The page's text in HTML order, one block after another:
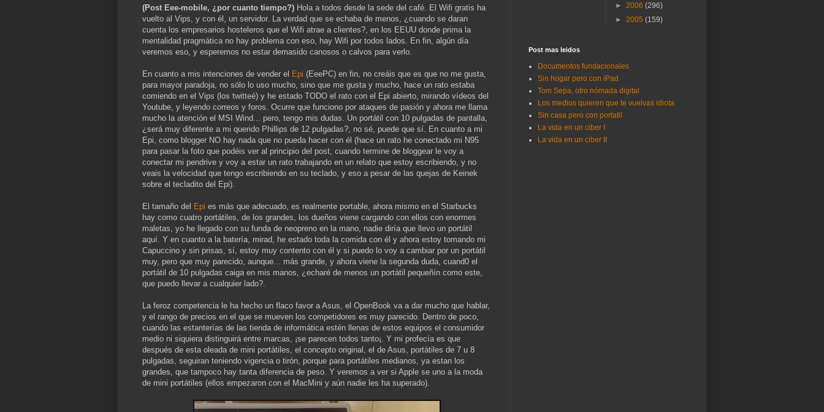
(Post Eee-mobile, ¿por cuanto tiempo?) Hola a todos desde la sede del café. El Wifi gratis ha
vuelto al Vips, y con él, un servidor. La verdad que se echaba de menos, ¿cuando se daran
cuenta los empresarios hosteleros que el Wifi atrae a clientes?, en los EEUU donde prima la
mentalidad pragmática no hay problema con eso, hay Wifi por todos lados. En fin, algún día
veremos eso, y esperemos no estar demasido canosos o calvos para verlo.
En cuanto a mis intenciones de vender el Epi (EeePC) en fin, no creáis que es que no me gusta,
para mayor paradoja, no sólo lo uso mucho, sino que me gusta y mucho, hace un rato estaba
comiendo en el Vips (los twitteé) y he estado TODO el rato con el Epi abierto, mirando vídeos del
Youtube, y leyendo correos y foros. Ocurre que funciono por ataques de pasión y ahora me llama
mucho la atención el MSI Wind... pero, tengo mis dudas. Un portátil con 10 pulgadas de pantalla,
¿será muy diferente a mi querido Phillips de 12 pulgadas?, no sé, puede que sí. En cuanto a mi
Epi, como blogger NO hay nada que no pueda hacer con él (hace un rato he conectado mi N95
para pasar la foto que podéis ver al principio del post, cuando termine de bloggear le voy a
conectar mi pendrive y voy a estar un rato trabajando en un relato que estoy escribiendo, y no
veais la velocidad que tengo escribiendo en su teclado, y eso a pesar de las quejas de Keinek
sobre el tecladito del Epi).
El tamaño del Epi es más que adecuado, es realmente portable, ahora mismo en el Starbucks
hay como cuatro portátiles, de los grandes, los dueños viene cargando con ellos con enormes
maletas, yo he llegado con su funda de neopreno en la mano, nadie diría que llevo un portátil
aquí. Y en cuanto a la batería, mirad, he estado toda la comida con él y ahora estoy tomando mi
Capuccino y sin prisas, sí, estoy muy contento con él y si puedo lo voy a cambiar por un portátil
muy, pero que muy parecido, aunque... más grande, y ahora viene la segunda duda, cuand0 el
portátil de 10 pulgadas caiga en mis manos, ¿echaré de menos un portátil pequeñín como este,
que puedo llevar a cualquier lado?.
La feroz competencia le ha hecho un flaco favor a Asus, el OpenBook va a dar mucho que hablar,
y el rango de precios en el que se mueven los competidores es muy parecido. Dentro de poco,
cuando las estanterías de las tienda de informática estén llenas de estos equipos el consumidor
medio ni siquiera distinguirá entre marcas, ¡se parecen todos tanto¡. Y mi profecía es que
después de esta oleada de mini portátiles, el concepto original, el de Asus, portátiles de 7 u 8
pulgadas, seguiran teniendo vigencia o tirón, porque para portátiles medianos, ya estan los
grandes, que tampoco hay tanta diferencia de peso. Y veremos a ver si Apple se uno a la moda
de mini portátiles (ellos empezaron con el MacMini y aún nadie les ha superado).
► 2006 (296)
► 2005 (159)
Post mas lei­dos
Documentos fundacionales
Sin hogar pero con iPad
Tom Sepa, otro nómada digital
Los medios quieren que te vuelvas idiota
Sin casa pero con portatil
La vida en un ciber I
La vida en un ciber II